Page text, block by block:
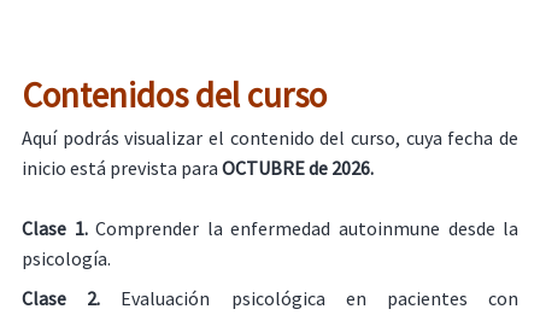
Contenidos del curso
Aquí podrás visualizar el contenido del curso, cuya fecha de
inicio está prevista para OCTUBRE de 2026.
Clase 1.Comprender la enfermedad autoinmune desde la
psicología.
Clase 2. Evaluación psicológica en pacientes con